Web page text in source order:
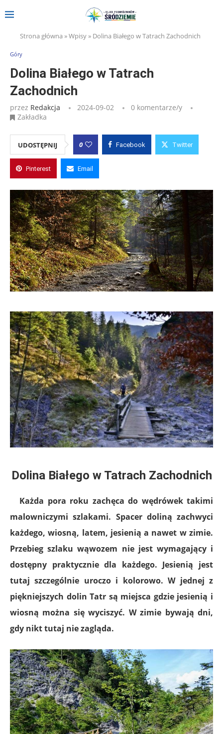
Strona główna »Wpisy» Dolina Białego w Tatrach Zachodnich
Góry
Dolina Białego w Tatrach
Zachodnich
przez Redakcja 2024-09-02
0 komentarze/y
Zakładka
UDOSTĘPNIJ 0 Facebook Twitter
Pinterest Email
Dolina Białego w Tatrach Zachodnich
Każda pora roku zachęca do wędrówek takimi
malowniczymi szlakami. Spacer doliną zachwyci
każdego, wiosną, latem, jesienią a nawet w zimie.
Przebieg szlaku wąwozem nie jest wymagający i
dostępny praktycznie dla każdego. Jesienią jest
tutaj szczególnie uroczo i kolorowo. W jednej z
piękniejszych dolin Tatr są miejsca gdzie jesienią i
wiosną można się wyciszyć. W zimie bywają dni,
gdy nikt tutaj nie zagląda.